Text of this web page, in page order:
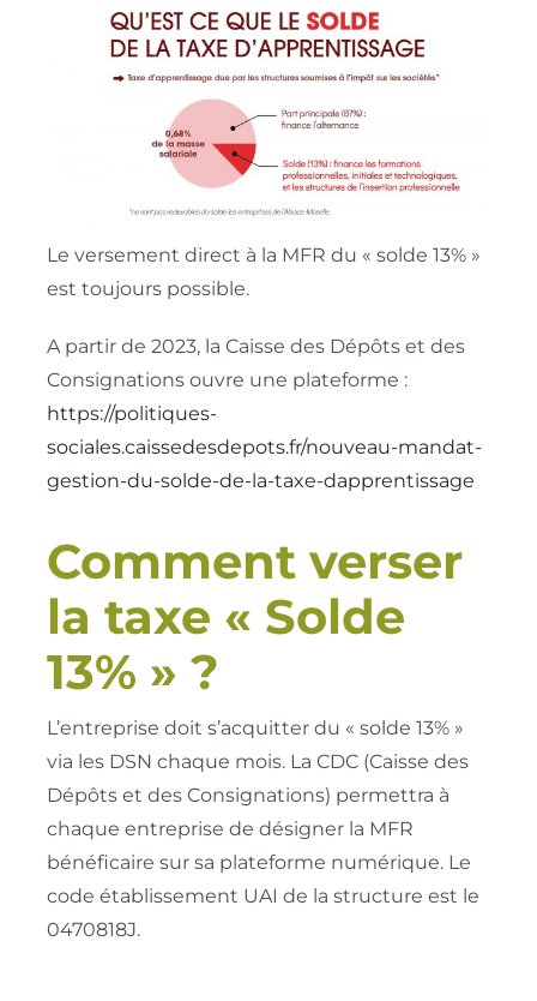
Le versement direct à la MFR du « solde 13% »
est toujours possible.
A partir de 2023, la Caisse des Dépôts et des
Consignations ouvre une plateforme :
https://politiques-
sociales.caissedesdepots.fr/nouveau-mandat-
gestion-du-solde-de-la-taxe-dapprentissage
Comment verser
la taxe « Solde
13% » ?
L’entreprise doit s’acquitter du « solde 13% »
via les DSN chaque mois. La CDC (Caisse des
Dépôts et des Consignations) permettra à
chaque entreprise de désigner la MFR
bénéficaire sur sa plateforme numérique. Le
code établissement UAI de la structure est le
0470818J.